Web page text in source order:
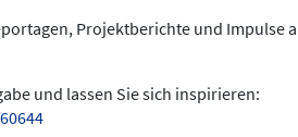
Projektberichte und Impulse
und lassen Sie sich inspirieren: